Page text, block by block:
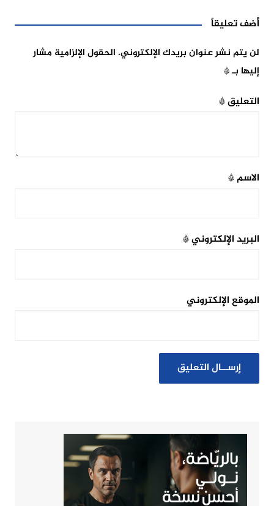
أضف تعليقاً
لن يتم نشر عنوان بريدك الإلكتروني. الحقول الإلزامية مشار
إليها بـ*
التعليق*
الاسم*
البريد الإلكتروني*
الموقع الإلكتروني